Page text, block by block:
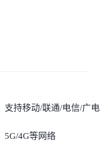
支持移动/联通/电信/广电
5G/4G等网络